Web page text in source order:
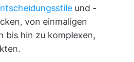
und -
von einmaligen
bis hin zu komplexen,